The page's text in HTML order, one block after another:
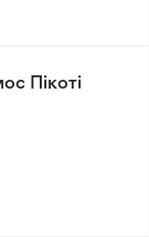
своєю
суміш
композицій
вишуканих
щоб
незабутні
Пікоті